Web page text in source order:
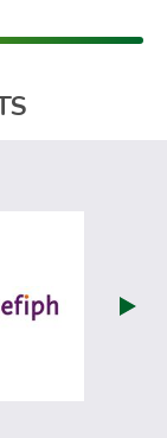
Ministère du travail
visiter les